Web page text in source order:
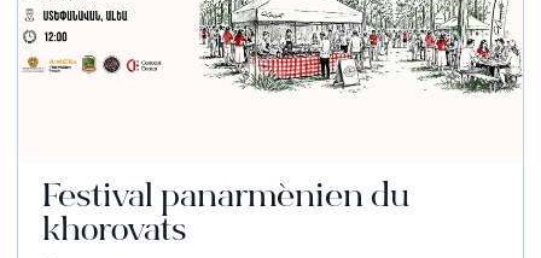
Festival panarménien du
khorovats